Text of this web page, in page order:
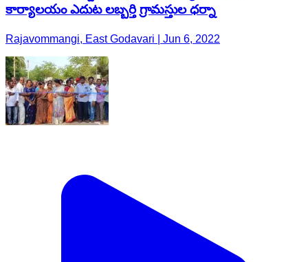
కార్యాలయం ఎదుట లబ్బర్తి గ్రామస్తుల ధర్నా
Rajavommangi, East Godavari | Jun 6, 2022